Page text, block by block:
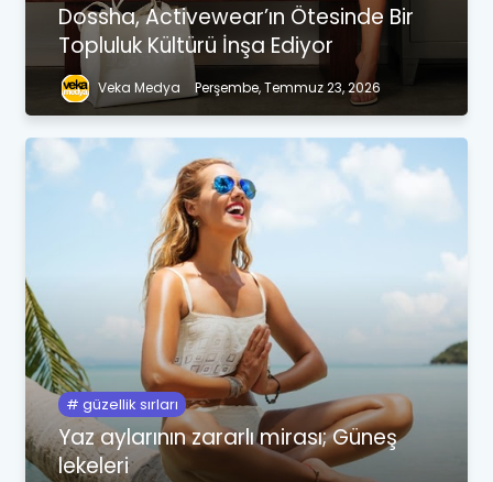
Dossha, Activewear’ın Ötesinde Bir
Topluluk Kültürü İnşa Ediyor
Veka Medya Perşembe, Temmuz 23, 2026
güzellik sırları
Yaz aylarının zararlı mirası; Güneş
lekeleri